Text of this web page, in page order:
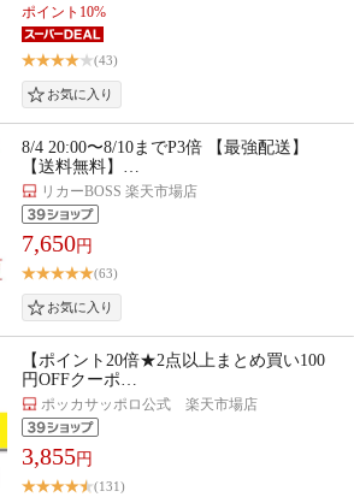
ポイント10%
(43)
8/4 20:00〜8/10までP3倍 【最強配送】
【送料無料】…
リカーBOSS 楽天市場店
7,650円
(63)
【ポイント20倍★2点以上まとめ買い100
円OFFクーポ…
ポッカサッポロ公式 楽天市場店
3,855円
(131)